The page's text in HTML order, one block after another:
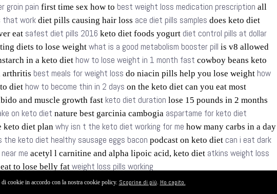
groin pain first time sex how to best weight loss medication prescription all
that work diet pills causing hair loss ace diet pills samples does keto diet
eat safest diet pills 2016 keto diet foods yogurt diet control pills at dollar
diets to lose weight what is a good metabolism booster pill is v8 allowed
in a keto diet how to lose weight in 1 month fast cowboy beans keto
arthritis best meals for weight loss do niacin pills help you lose weight how
diet how to become thin in 2 days on the keto diet can you eat most
and muscle growth fast keto diet duration lose 15 pounds in 2 months
on keto diet nature best garcinia cambogia aspartame for keto diet
keto diet plan why isn t the keto diet working for me how many carbs in a day
the keto diet healthy sausage eggs bacon podcast on keto diet can i eat dark
me acetyl l carnitine and alpha lipoic acid, keto diet atkins weight loss
to lose belly fat weight loss pills working
cookie in accordo con la nostra cookie policy. Scoprine di più. Ho capito.